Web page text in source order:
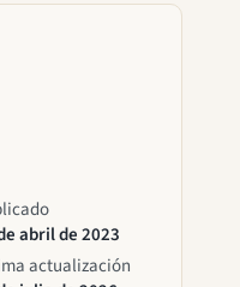
abril de 2023
actualización